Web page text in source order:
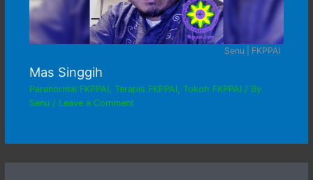
Senu | FKPPAI
Mas Singgih
Paranormal FKPPAI, Terapis FKPPAI, Tokoh FKPPAI/ By
Senu / Leave a Comment